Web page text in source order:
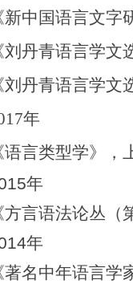
国语言文字研
青语言学文选
青语言学文选
年
类型学》，上
年
语法论丛（第
年
中年语言学家